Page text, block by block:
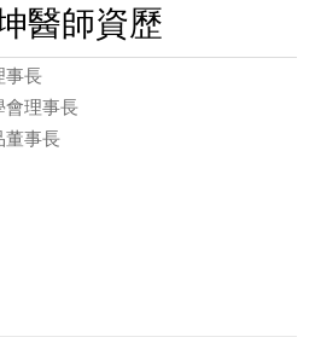
醫師資歷
事長
會理事長
董事長